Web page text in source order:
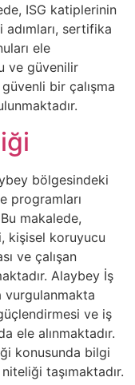
ISG katiplerinin
sertifika
ele
ve güvenilir
bir çalışma
bölgesindeki
programları
makalede,
kişisel koruyucu
ve çalışan
Alaybey İş
vurgulanmakta
ve iş
ele alınmaktadır.
konusunda bilgi
taşımaktadır.